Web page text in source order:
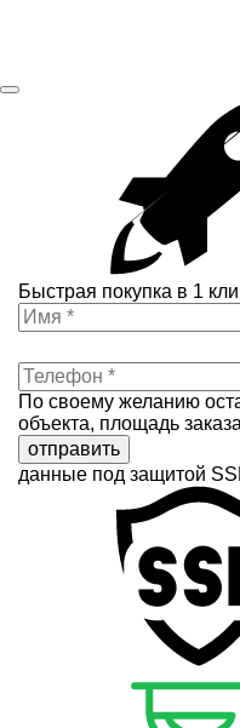
Быстрая покупка в 1
По своему желанию
объекта, площадь
отправить
данные под защитой